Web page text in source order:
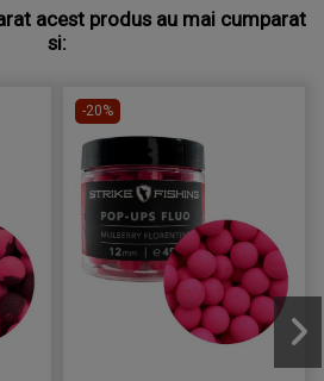
acest produs au mai cumparat
si:
-20%